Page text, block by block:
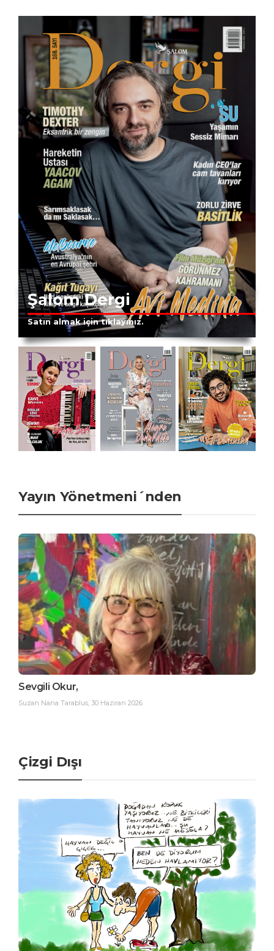
Son sayısı çıktı!
Şalom Dergi
Satın almak için tıklayınız.
Yayın Yönetmeni´nden
Sevgili Okur,
Suzan Nana Tarablus 30 Haziran 2026
Çizgi Dışı